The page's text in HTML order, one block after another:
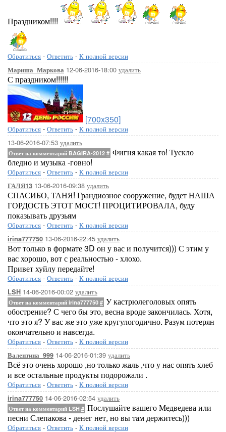
Праздником!!!!
Обратиться - Ответить - К полной версии
Мариша_Маркова 12-06-2016-18:00 удалить
С праздником!!!!!!
[700x350]
Обратиться - Ответить - К полной версии
13-06-2016-07:53 удалить
Ответ на комментарий BAGIRA-2012 # Фигня какая то! Тускло
бледно и музыка -говно!
Обратиться - Ответить - К полной версии
ГАЛЯ13 13-06-2016-09:38 удалить
СПАСИБО, ТАНЯ! Грандиозное сооружение, будет НАША
ГОРДОСТЬ ЭТОТ МОСТ! ПРОЦИТИРОВАЛА, буду
показывать друзьям
Обратиться - Ответить - К полной версии
irina777750 13-06-2016-22:45 удалить
Вот только в формате 3D он у вас и получится))) С этим у
вас хорошо, вот с реальностью - хлохо.
Привет хуйлу передайте!
Обратиться - Ответить - К полной версии
LSH 14-06-2016-00:02 удалить
Ответ на комментарий irina777750 # У кастрюлеголовых опять
обострение? С чего бы это, весна вроде закончилась. Хотя,
что это я? У вас же это уже кругулогодично. Разум потерян
окончательно и навсегда.
Обратиться - Ответить - К полной версии
Валентина_999 14-06-2016-01:39 удалить
Всё это очень хорошо ,но только жаль ,что у нас опять хлеб
и все остальные продукты подорожали .
Обратиться - Ответить - К полной версии
irina777750 14-06-2016-02:54 удалить
Ответ на комментарий LSH # Послушайте вашего Медведева или
песни Слепакова - денег нет, но вы там держитесь)))
Обратиться - Ответить - К полной версии